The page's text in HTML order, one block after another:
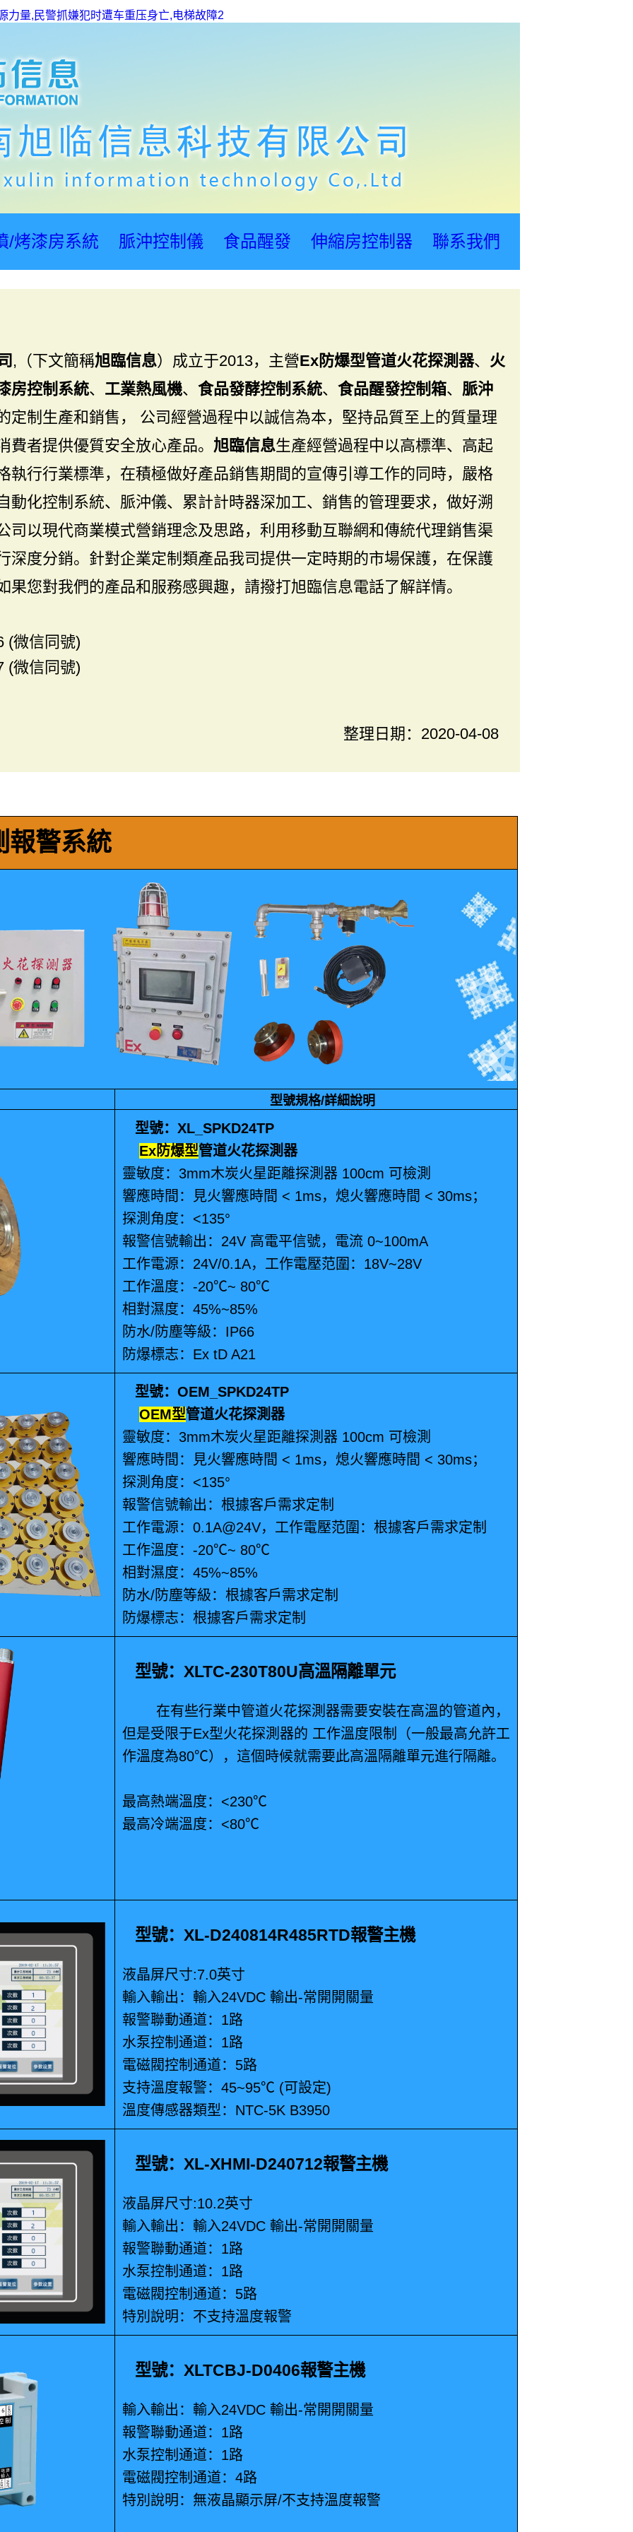
力量,民警抓嫌犯时遭车重压身亡,电梯故障2
/烤漆房系統 脈沖控制儀 食品醒發 伸縮房控制器 聯系我們
,（下文簡稱旭臨信息）成立于2013，主營Ex防爆型管道火花探測器、 火
房控制系統、 工業熱風機、 食品發酵控制系統、 食品醒發控制箱、 脈沖
定制生產和銷售， 公司經營過程中以誠信為本，堅持品質至上的質量理
者提供優質安全放心產品。 旭臨信息生產經營過程中以高標準、高起
執行行業標準，在積極做好產品銷售期間的宣傳引導工作的同時，嚴格
動化控制系統、脈沖儀、累計計時器深加工、銷售的管理要求，做好溯
司以現代商業模式營銷理念及思路，利用移動互聯網和傳統代理銷售渠
深度分銷。針對企業定制類產品我司提供一定時期的市場保護，在保護
果您對我們的產品和服務感興趣，請撥打旭臨信息電話了解詳情。
(微信同號)
(微信同號)
整理日期： 2020-04-08
報警系統
型號規格/詳細說明
型號：XL_SPKD24TP
Ex防爆型管道火花探測器
靈敏度：3mm木炭火星距離探測器 100cm 可檢測
響應時間：見火響應時間 < 1ms，熄火響應時間 < 30ms；
探測角度：<135°
報警信號輸出：24V 高電平信號，電流 0~100mA
工作電源：24V/0.1A，工作電壓范圍：18V~28V
工作溫度：-20℃~ 80℃
相對濕度：45%~85%
防水/防塵等級：IP66
防爆標志：Ex tD A21
型號：OEM_SPKD24TP
OEM型管道火花探測器
靈敏度：3mm木炭火星距離探測器 100cm 可檢測
響應時間：見火響應時間 < 1ms，熄火響應時間 < 30ms；
探測角度：<135°
報警信號輸出：根據客戶需求定制
工作電源：0.1A@24V，工作電壓范圍：根據客戶需求定制
工作溫度：-20℃~ 80℃
相對濕度：45%~85%
防水/防塵等級：根據客戶需求定制
防爆標志：根據客戶需求定制
型號：XLTC-230T80U高溫隔離單元
在有些行業中管道火花探測器需要安裝在高溫的管道內，
但是受限于Ex型火花探測器的 工作溫度限制（一般最高允許工
作溫度為80℃），這個時候就需要此高溫隔離單元進行隔離。
最高熱端溫度：<230℃
最高冷端溫度：<80℃
型號：XL-D240814R485RTD報警主機
液晶屏尺寸:7.0英寸
輸入輸出：輸入24VDC 輸出-常開開關量
報警聯動通道：1路
水泵控制通道：1路
電磁閥控制通道：5路
支持溫度報警：45~95℃ (可設定)
溫度傳感器類型：NTC-5K B3950
型號：XL-XHMI-D240712報警主機
液晶屏尺寸:10.2英寸
輸入輸出：輸入24VDC 輸出-常開開關量
報警聯動通道：1路
水泵控制通道：1路
電磁閥控制通道：5路
特別說明：不支持溫度報警
型號：XLTCBJ-D0406報警主機
輸入輸出：輸入24VDC 輸出-常開開關量
報警聯動通道：1路
水泵控制通道：1路
電磁閥控制通道：4路
特別說明：無液晶顯示屏/不支持溫度報警